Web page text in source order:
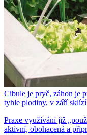
Cibule je pryč, záhon je
tyhle plodiny, v září
Praxe využívání již
aktivní, obohacená a